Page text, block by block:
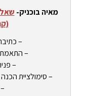
מאיה בוכניק-
–
– התאמת
–
– סימולציית